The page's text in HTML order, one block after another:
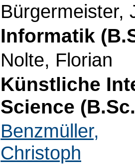
Bürgermeister,
Informatik
Nolte, Florian
Künstliche
Science
Benzmüller,
Christoph